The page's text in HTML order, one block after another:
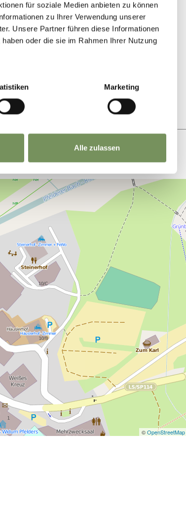
für soziale Medien anbieten zu können
zu Ihrer Verwendung unserer
Unsere Partner führen diese Informationen
oder die sie im Rahmen Ihrer Nutzung
Marketing
Alle zulassen
©OpenStreetMap